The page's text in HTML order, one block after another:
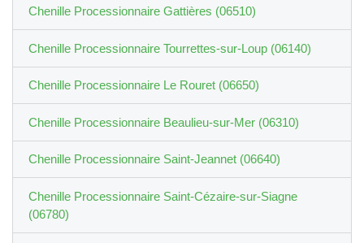
Chenille Processionnaire Gattières (06510)
Chenille Processionnaire Tourrettes-sur-Loup (06140)
Chenille Processionnaire Le Rouret (06650)
Chenille Processionnaire Beaulieu-sur-Mer (06310)
Chenille Processionnaire Saint-Jeannet (06640)
Chenille Processionnaire Saint-Cézaire-sur-Siagne
(06780)